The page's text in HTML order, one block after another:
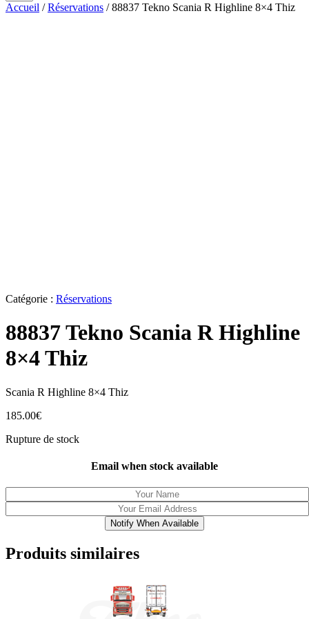
Accueil /Réservations / 88837 Tekno Scania R Highline 8×4 Thiz
Catégorie : Réservations
88837 Tekno Scania R Highline
8×4 Thiz
Scania R Highline 8×4 Thiz
185.00€
Rupture de stock
Email when stock available
Notify When Available
Produits similaires